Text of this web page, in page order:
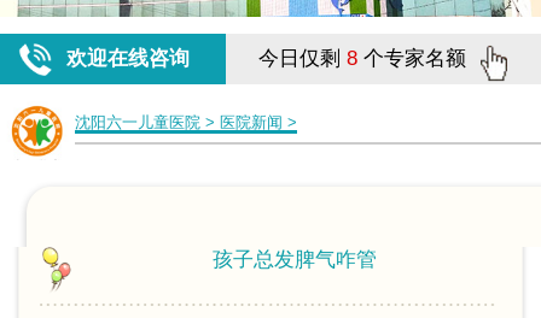
欢迎在线咨询 今日仅剩 8 个专家名额
沈阳六一儿童医院> 医院新闻 >
孩子总发脾气咋管